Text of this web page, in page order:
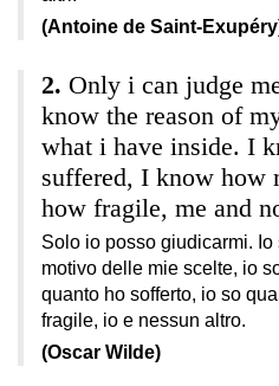
(Antoine de Saint-
Only i can judge
know the reason of
what i have inside. I
suffered, I know how
how fragile, me and
Solo io posso giudicarmi. Io
motivo delle mie scelte, io
quanto ho sofferto, io so
fragile, io e nessun altro.
(Oscar Wilde)